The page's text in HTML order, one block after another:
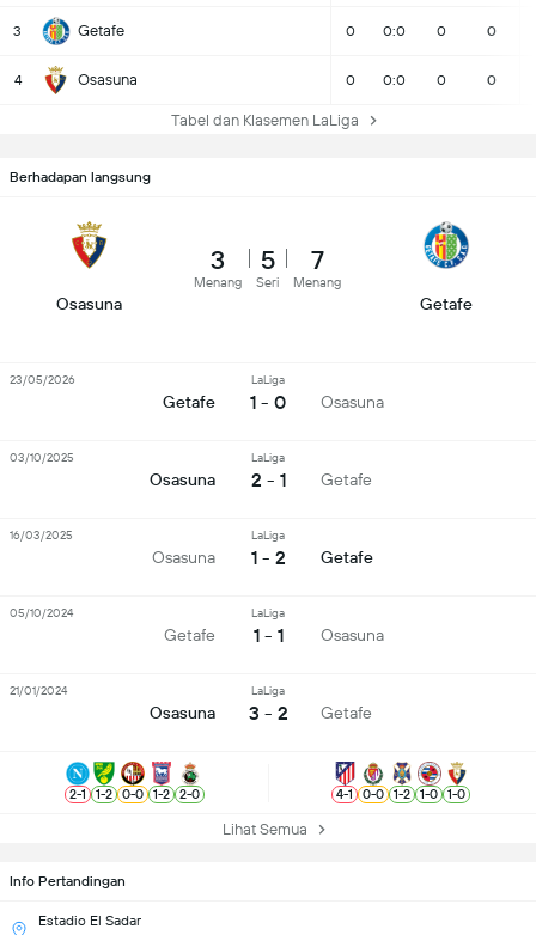
3 Getafe 0 0:0 0 0
4 Osasuna 0 0:0 0 0
Tabel dan Klasemen LaLiga
Info Pertandingan
Estadio El Sadar
Berhadapan langsung
Osasuna
3
Menang
5
Seri
7
Menang
Getafe
Getafe
LaLiga
1 - 0 Osasuna
23/05/2026
Osasuna
LaLiga
2 - 1 Getafe
03/10/2025
Osasuna
LaLiga
1 - 2 Getafe
16/03/2025
Getafe
LaLiga
1 - 1 Osasuna
05/10/2024
Osasuna
LaLiga
3 - 2 Getafe
21/01/2024
2-1 1-2 0-0 1-2 2-0 4-1 0-0 1-2 1-0 1-0
Lihat Semua